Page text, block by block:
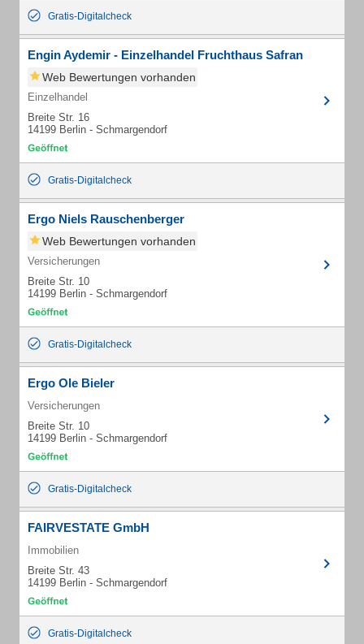
Gratis-Digitalcheck
Engin Aydemir - Einzelhandel Fruchthaus Safran
Web Bewertungen vorhanden
Einzelhandel
Breite Str. 16
14199 Berlin - Schmargendorf
Gratis-Digitalcheck
Ergo Niels Rauschenberger
Web Bewertungen vorhanden
Versicherungen
Breite Str. 10
14199 Berlin - Schmargendorf
Gratis-Digitalcheck
Ergo Ole Bieler
Versicherungen
Breite Str. 10
14199 Berlin - Schmargendorf
Gratis-Digitalcheck
FAIRVESTATE GmbH
Immobilien
Breite Str. 43
14199 Berlin - Schmargendorf
Gratis-Digitalcheck